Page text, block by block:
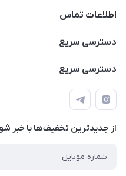
اطلاعات تماس
۰۹۳۵۶۰۴۰۳۶۵
سیمای ورزش
دسترسی سریع
اسکیت فلایینگ ایگل
اسکیت دخترانه
دسترسی سریع
اسکوتر برقی دخترانه
اسکیت روسز
اسکوتر
از جدید‌ترین تخفیف‌ها با‌ خبر